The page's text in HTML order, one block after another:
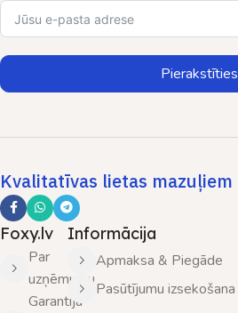
Pierakstīties
Kvalitatīvas lietas mazuļiem
Foxy.lv
Par
uzņēmumu
Garantija
Informācija
Apmaksa & Piegāde
Pasūtījumu izsekošana